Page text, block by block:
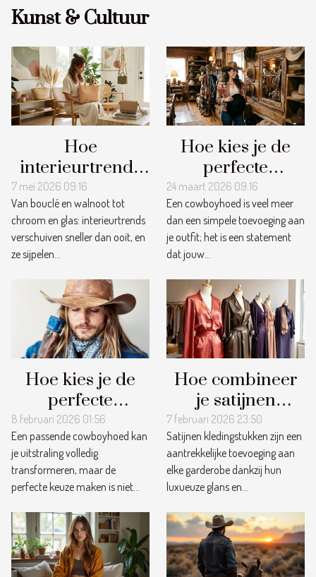
Kunst & Cultuur
Hoe
interieurtrends
onze keuze voor
tassen
beïnvloeden
7 mei 2026 09:16
Van bouclé en walnoot tot
chroom en glas: interieurtrends
verschuiven sneller dan ooit, en
ze sijpelen...
Hoe kies je de
perfecte
cowboyhoed
voor jouw stijl?
24 maart 2026 09:16
Een cowboyhoed is veel meer
dan een simpele toevoeging aan
je outfit; het is een statement
dat jouw...
Hoe kies je de
perfecte
cowboyhoed
voor jouw
gezichtsvorm?
8 februari 2026 01:56
Een passende cowboyhoed kan
je uitstraling volledig
transformeren, maar de
perfecte keuze maken is niet...
Hoe combineer
je satijnen
kledingstukken
voor
verschillende
gelegenheden?
7 februari 2026 23:50
Satijnen kledingstukken zijn een
aantrekkelijke toevoeging aan
elke garderobe dankzij hun
luxueuze glans en...